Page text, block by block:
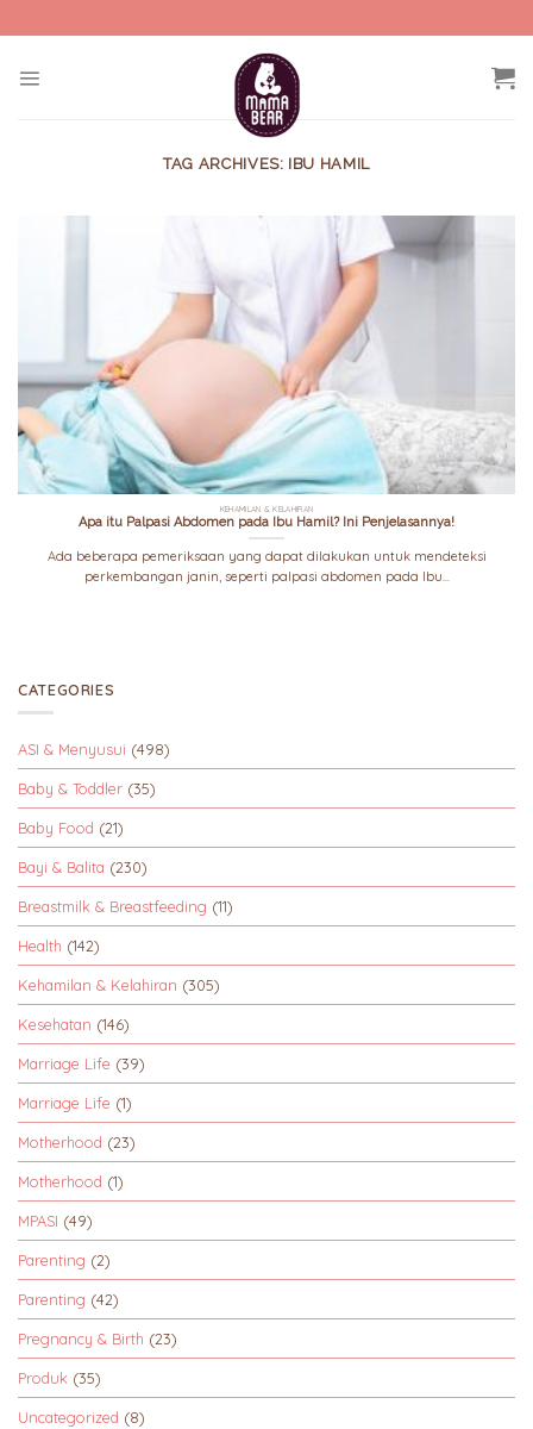
to
TAG ARCHIVES: IBU HAMIL
KEHAMILAN & KELAHIRAN
Apa itu Palpasi Abdomen pada Ibu Hamil? Ini Penjelasannya!
Ada beberapa pemeriksaan yang dapat dilakukan untuk mendeteksi
perkembangan janin, seperti palpasi abdomen pada Ibu...
CATEGORIES
ASI & Menyusui (498)
Baby & Toddler (35)
Baby Food (21)
Bayi & Balita (230)
Breastmilk & Breastfeeding (11)
Health (142)
Kehamilan & Kelahiran (305)
Kesehatan (146)
Marriage Life (39)
Marriage Life (1)
Motherhood (23)
Motherhood (1)
MPASI (49)
Parenting (2)
Parenting (42)
Pregnancy & Birth (23)
Produk (35)
Uncategorized (8)